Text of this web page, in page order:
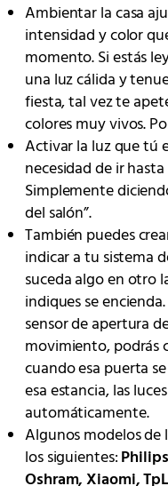
Ambientar la casa
intensidad y color
momento. Si estás
una luz cálida y
fiesta, tal vez te
colores muy vivos.
Activar la luz que tú
necesidad de ir
Simplemente
del salón”.
También puedes
indicar a tu sistema
suceda algo en otro
indiques se
sensor de apertura
movimiento, podrás
cuando esa puerta
esa estancia, las
automáticamente.
Algunos modelos de
los siguientes:
Oshram, Xiaomi,